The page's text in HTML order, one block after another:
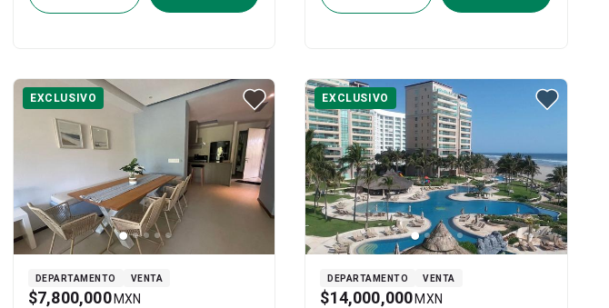
EXCLUSIVO
DEPARTAMENTO VENTA
$7,800,000 MXN
EXCLUSIVO
DEPARTAMENTO VENTA
$14,000,000 MXN